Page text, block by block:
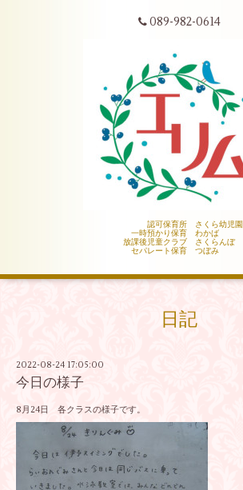
089-982-0614
認可保育所 さくら幼児園
一時預かり保育 わかば
放課後児童クラブ さくらんぼ
セパレート保育 つぼみ
日記
2022-08-24 17:05:00
今日の様子
8月24日 各クラスの様子です。